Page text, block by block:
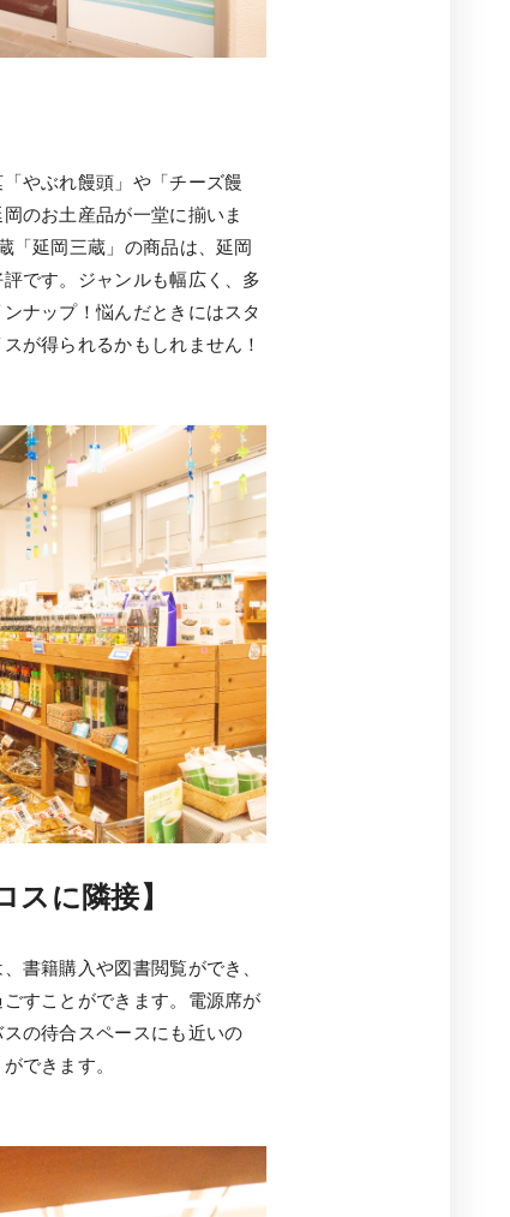
やぶれ饅頭」や「チーズ饅
のお土産品が一堂に揃いま
「延岡三蔵」の商品は、延岡
です。ジャンルも幅広く、多
ナップ！悩んだときにはスタ
が得られるかもしれません！
スに隣接】
書籍購入や図書閲覧ができ、
すことができます。電源席が
の待合スペースにも近いの
できます。